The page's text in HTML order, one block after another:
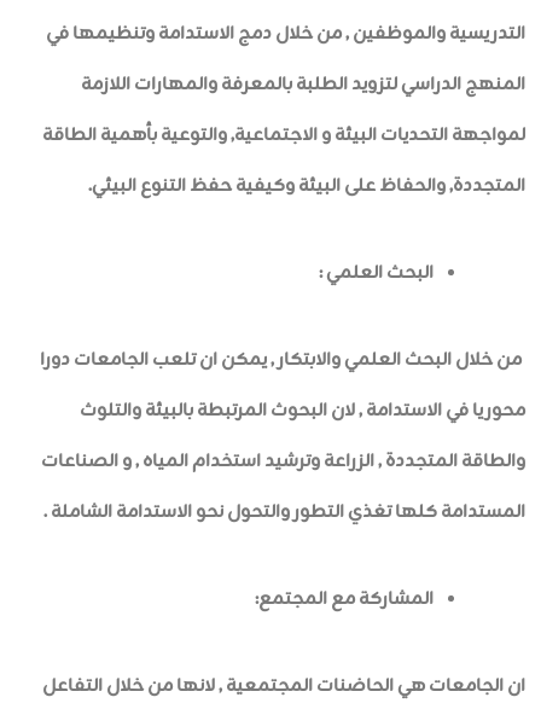
التدريسية والموظفين , من خلال دمج الاستدامة وتنظيمها في
المنهج الدراسي لتزويد الطلبة بالمعرفة والمهارات اللازمة
لمواجهة التحديات البيئة و الاجتماعية, والتوعية بأهمية الطاقة
المتجددة, والحفاظ على البيئة وكيفية حفظ التنوع البيئي.
البحث العلمي :
من خلال البحث العلمي والابتكار , يمكن ان تلعب الجامعات دورا
محوريا في الاستدامة , لان البحوث المرتبطة بالبيئة والتلوث
والطاقة المتجددة , الزراعة وترشيد استخدام المياه , و الصناعات
المستدامة كلها تغذي التطور والتحول نحو الاستدامة الشاملة .
المشاركة مع المجتمع:
ان الجامعات هي الحاضنات المجتمعية , لانها من خلال التفاعل